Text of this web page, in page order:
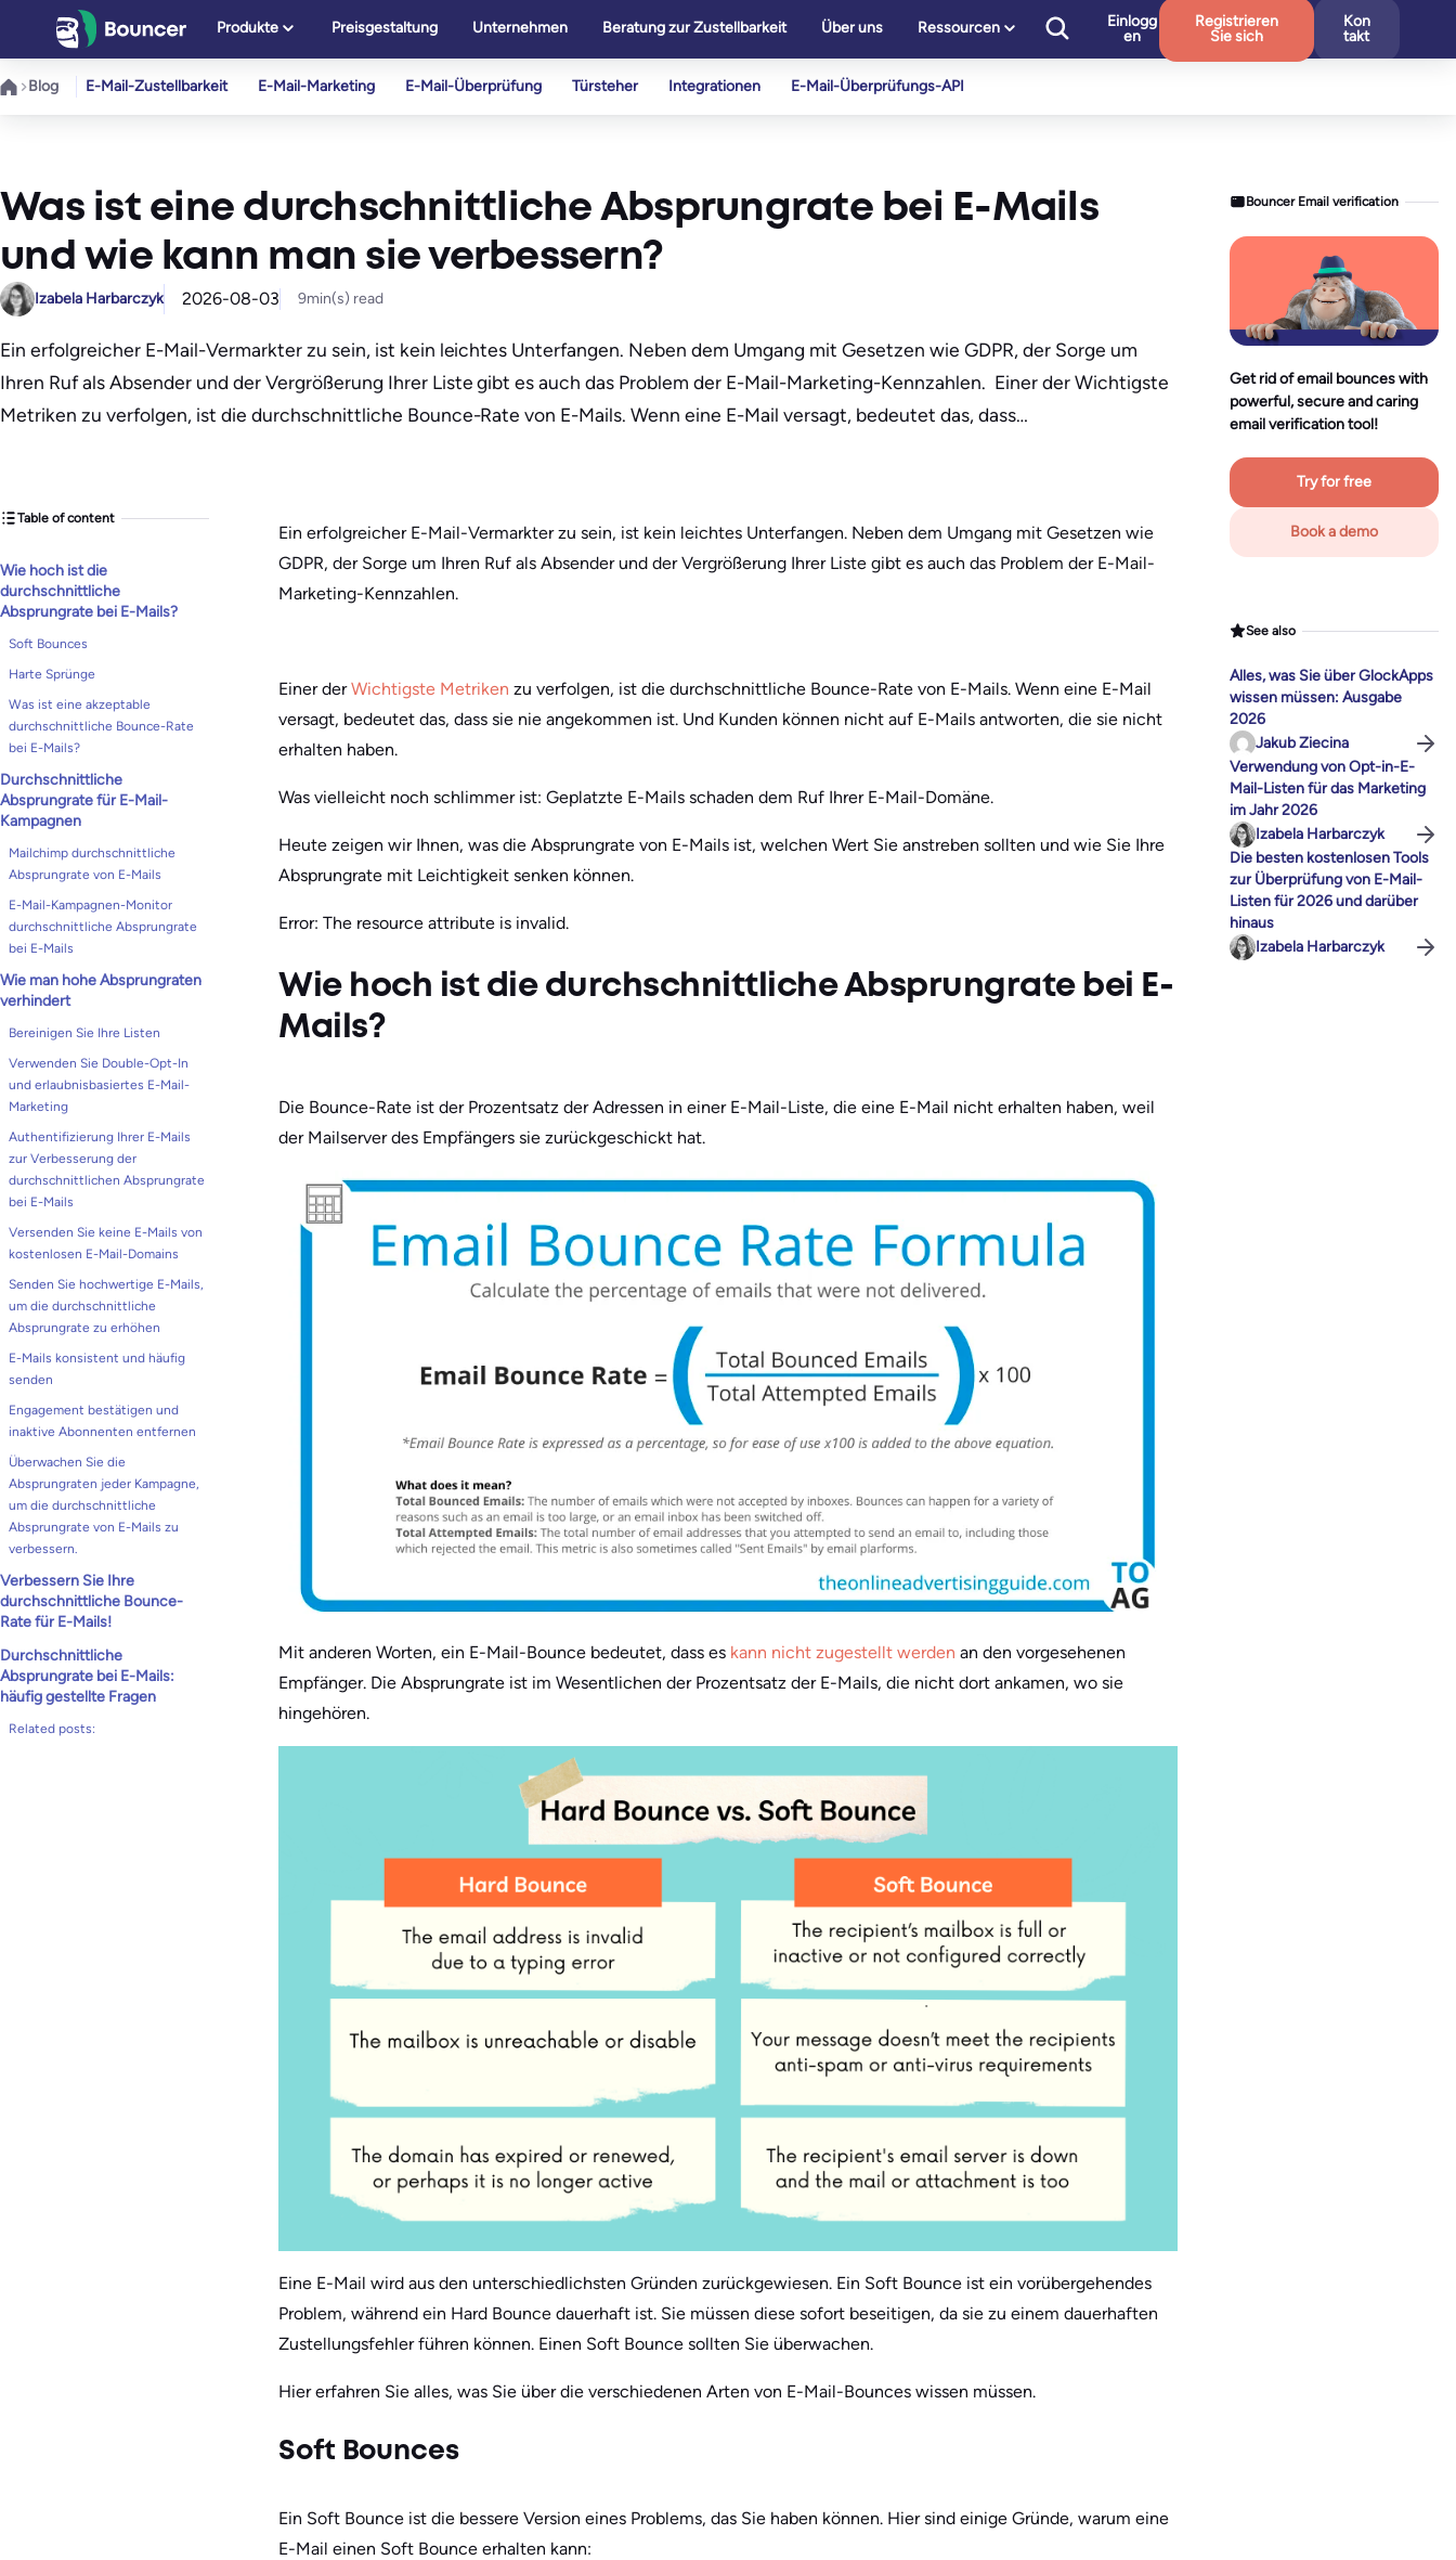
springen
Produkte Preisgestaltung Unternehmen Beratung zur Zustellbarkeit Über uns Ressourcen
Einlogg
en
Registrieren
Sie sich
Kon
takt
Blog E-Mail-Zustellbarkeit E-Mail-Marketing E-Mail-Überprüfung Türsteher Integrationen E-Mail-Überprüfungs-API
Was ist eine durchschnittliche Absprungrate bei E-Mails
und wie kann man sie verbessern?
Izabela Harbarczyk 2026-08-03 9min(s) read
Ein erfolgreicher E-Mail-Vermarkter zu sein, ist kein leichtes Unterfangen. Neben dem Umgang mit Gesetzen wie GDPR, der Sorge um
Ihren Ruf als Absender und der Vergrößerung Ihrer Liste gibt es auch das Problem der E-Mail-Marketing-Kennzahlen. ​ Einer der Wichtigste
Metriken zu verfolgen, ist die durchschnittliche Bounce-Rate von E-Mails. Wenn eine E-Mail versagt, bedeutet das, dass…
Table of content
Wie hoch ist die
durchschnittliche
Absprungrate bei E-Mails?
Soft Bounces
Harte Sprünge
Was ist eine akzeptable
durchschnittliche Bounce-Rate
bei E-Mails?
Durchschnittliche
Absprungrate für E-Mail-
Kampagnen
Mailchimp durchschnittliche
Absprungrate von E-Mails
E-Mail-Kampagnen-Monitor
durchschnittliche Absprungrate
bei E-Mails
Wie man hohe Absprungraten
verhindert
Bereinigen Sie Ihre Listen
Verwenden Sie Double-Opt-In
und erlaubnisbasiertes E-Mail-
Marketing
Authentifizierung Ihrer E-Mails
zur Verbesserung der
durchschnittlichen Absprungrate
bei E-Mails
Versenden Sie keine E-Mails von
kostenlosen E-Mail-Domains
Senden Sie hochwertige E-Mails,
um die durchschnittliche
Absprungrate zu erhöhen
E-Mails konsistent und häufig
senden
Engagement bestätigen und
inaktive Abonnenten entfernen
Überwachen Sie die
Absprungraten jeder Kampagne,
um die durchschnittliche
Absprungrate von E-Mails zu
verbessern.
Verbessern Sie Ihre
durchschnittliche Bounce-
Rate für E-Mails!
Durchschnittliche
Absprungrate bei E-Mails:
häufig gestellte Fragen
Related posts:
Ein erfolgreicher E-Mail-Vermarkter zu sein, ist kein leichtes Unterfangen. Neben dem Umgang mit Gesetzen wie
GDPR, der Sorge um Ihren Ruf als Absender und der Vergrößerung Ihrer Liste gibt es auch das Problem der E-Mail-
Marketing-Kennzahlen.
Einer derWichtigste Metriken zu verfolgen, ist die durchschnittliche Bounce-Rate von E-Mails. Wenn eine E-Mail
versagt, bedeutet das, dass sie nie angekommen ist. Und Kunden können nicht auf E-Mails antworten, die sie nicht
erhalten haben.
Was vielleicht noch schlimmer ist: Geplatzte E-Mails schaden dem Ruf Ihrer E-Mail-Domäne.
Heute zeigen wir Ihnen, was die Absprungrate von E-Mails ist, welchen Wert Sie anstreben sollten und wie Sie Ihre
Absprungrate mit Leichtigkeit senken können.
Error: The resource attribute is invalid.
Wie hoch ist die durchschnittliche Absprungrate bei E-
Mails?
Die Bounce-Rate ist der Prozentsatz der Adressen in einer E-Mail-Liste, die eine E-Mail nicht erhalten haben, weil
der Mailserver des Empfängers sie zurückgeschickt hat.
Mit anderen Worten, ein E-Mail-Bounce bedeutet, dass es kann nicht zugestellt werden an den vorgesehenen
Empfänger. Die Absprungrate ist im Wesentlichen der Prozentsatz der E-Mails, die nicht dort ankamen, wo sie
hingehören.
Eine E-Mail wird aus den unterschiedlichsten Gründen zurückgewiesen. Ein Soft Bounce ist ein vorübergehendes
Problem, während ein Hard Bounce dauerhaft ist. Sie müssen diese sofort beseitigen, da sie zu einem dauerhaften
Zustellungsfehler führen können. Einen Soft Bounce sollten Sie überwachen.
Hier erfahren Sie alles, was Sie über die verschiedenen Arten von E-Mail-Bounces wissen müssen.
Soft Bounces
Ein Soft Bounce ist die bessere Version eines Problems, das Sie haben können. Hier sind einige Gründe, warum eine
E-Mail einen Soft Bounce erhalten kann:
Bouncer Email verification
Get rid of email bounces with
powerful, secure and caring
email verification tool!
Try for free
Book a demo
See also
Alles, was Sie über GlockApps
wissen müssen: Ausgabe
2026
Jakub Ziecina
Verwendung von Opt-in-E-
Mail-Listen für das Marketing
im Jahr 2026
Izabela Harbarczyk
Die besten kostenlosen Tools
zur Überprüfung von E-Mail-
Listen für 2026 und darüber
hinaus
Izabela Harbarczyk